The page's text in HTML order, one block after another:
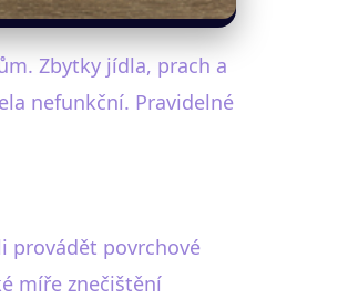
Zbytky jídla, prach a
nefunkční. Pravidelné
provádět povrchové
míře znečištění